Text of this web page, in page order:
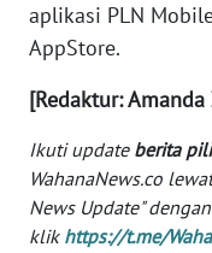
aplikasi PLN
AppStore.
[Redaktur:
Ikuti update berita
WahanaNews.co
News Update"
klik https://t.me/
WN
NIAS
LANGKAT
WN
TAPANULI